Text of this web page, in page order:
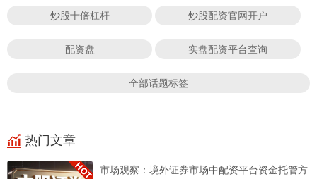
炒股十倍杠杆 炒股配资官网开户
配资盘 实盘配资平台查询
全部话题标签
热门文章
市场观察：境外证券市场中配资平台资金托管方